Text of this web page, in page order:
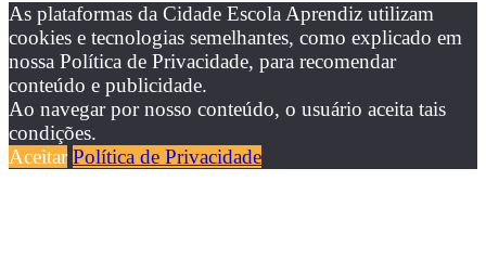
As plataformas da Cidade Escola Aprendiz utilizam
cookies e tecnologias semelhantes, como explicado em
nossa Política de Privacidade, para recomendar
conteúdo e publicidade.
Ao navegar por nosso conteúdo, o usuário aceita tais
condições.
Aceitar Política de Privacidade